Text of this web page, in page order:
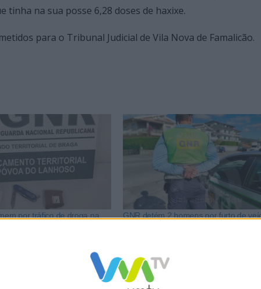
na sua posse 6,28 doses de haxixe.
para o Tribunal Judicial de Vila Nova de Famalicão.
por tráfico de droga na
GNR detém 2 homens por furto de